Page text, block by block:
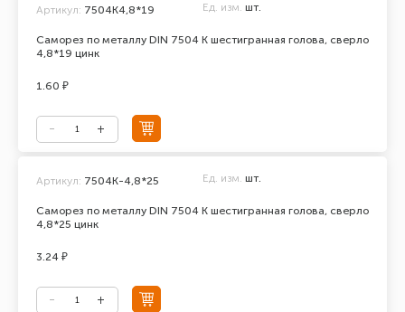
Саморез по металлу DIN 7504 К шестигранная голова, сверло
4,8*19 цинк
Артикул: 7504K4,8*19 Ед. изм. шт.
1.60 ₽
Саморез по металлу DIN 7504 К шестигранная голова, сверло
4,8*25 цинк
Артикул: 7504К-4,8*25 Ед. изм. шт.
3.24 ₽